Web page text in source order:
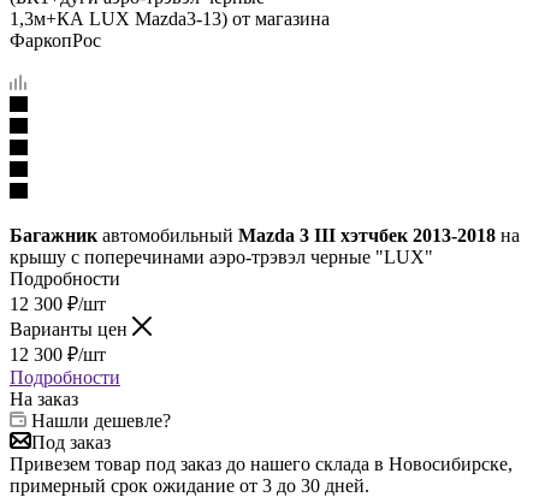
Багажник автомобильный Mazda 3 III хэтчбек 2013-2018 на
крышу с поперечинами аэро-трэвэл черные "LUX"
Подробности
12 300 ₽/шт
Варианты цен
12 300 ₽/шт
Подробности
На заказ
Нашли дешевле?
Под заказ
Привезем товар под заказ до нашего склада в Новосибирске,
примерный срок ожидание от 3 до 30 дней.